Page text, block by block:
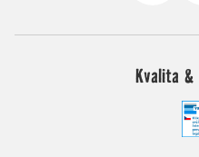
Kvalita &